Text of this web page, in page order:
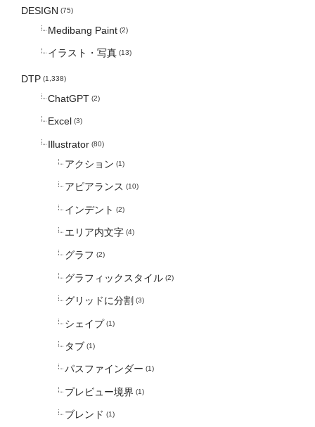
DESIGN (75)
Medibang Paint (2)
イラスト・写真 (13)
DTP (1,338)
ChatGPT (2)
Excel (3)
Illustrator (80)
アクション (1)
アピアランス (10)
インデント (2)
エリア内文字 (4)
グラフ (2)
グラフィックスタイル (2)
グリッドに分割 (3)
シェイプ (1)
タブ (1)
パスファインダー (1)
プレビュー境界 (1)
ブレンド (1)